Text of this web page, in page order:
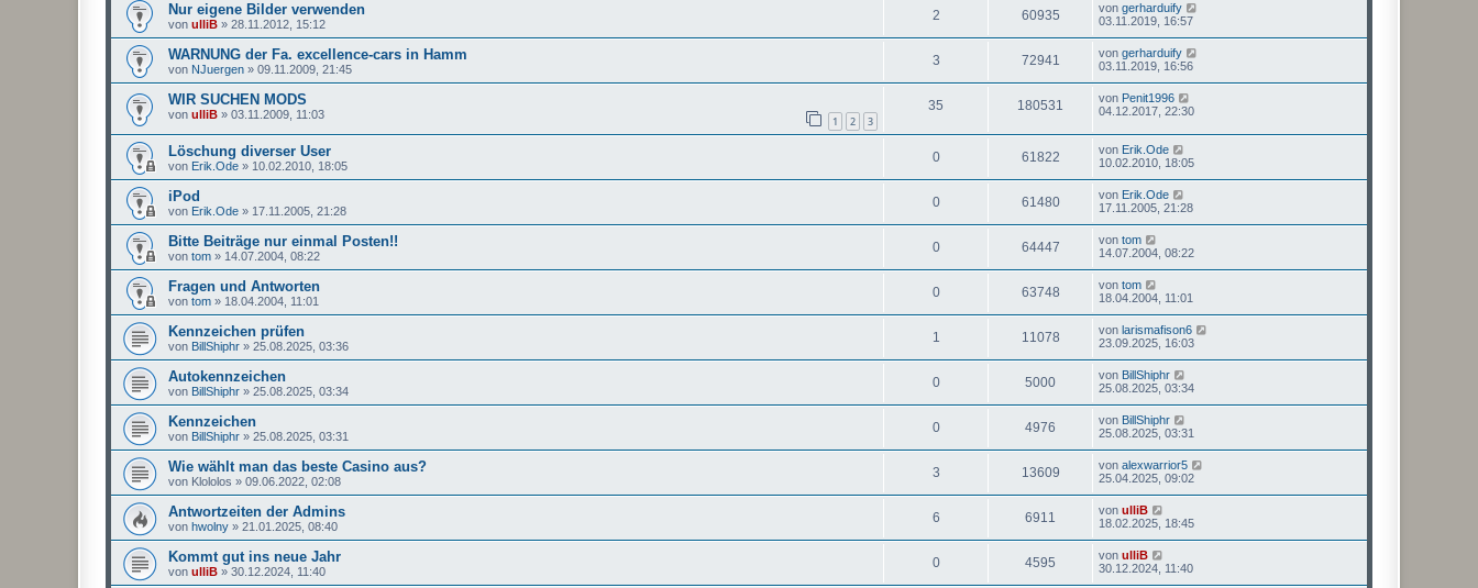
Nur eigene Bilder verwenden
von ulliB » 28.11.2012, 15:12
2 60935 von gerharduify
03.11.2019, 16:57
WARNUNG der Fa. excellence-cars in Hamm
von NJuergen » 09.11.2009, 21:45
3 72941 von gerharduify
03.11.2019, 16:56
WIR SUCHEN MODS
von ulliB » 03.11.2009, 11:03 1 2 3
35 180531 von Penit1996
04.12.2017, 22:30
Löschung diverser User
von Erik.Ode » 10.02.2010, 18:05
0 61822 von Erik.Ode
10.02.2010, 18:05
iPod
von Erik.Ode » 17.11.2005, 21:28
0 61480 von Erik.Ode
17.11.2005, 21:28
Bitte Beiträge nur einmal Posten!!
von tom » 14.07.2004, 08:22
0 64447 von tom
14.07.2004, 08:22
Fragen und Antworten
von tom » 18.04.2004, 11:01
0 63748 von tom
18.04.2004, 11:01
Kennzeichen prüfen
von BillShiphr » 25.08.2025, 03:36
1 11078 von larismafison6
23.09.2025, 16:03
Autokennzeichen
von BillShiphr » 25.08.2025, 03:34
0 5000 von BillShiphr
25.08.2025, 03:34
Kennzeichen
von BillShiphr » 25.08.2025, 03:31
0 4976 von BillShiphr
25.08.2025, 03:31
Wie wählt man das beste Casino aus?
von Klololos » 09.06.2022, 02:08
3 13609 von alexwarrior5
25.04.2025, 09:02
Antwortzeiten der Admins
von hwolny » 21.01.2025, 08:40
6 6911 von ulliB
18.02.2025, 18:45
Kommt gut ins neue Jahr
von ulliB » 30.12.2024, 11:40
0 4595 von ulliB
30.12.2024, 11:40